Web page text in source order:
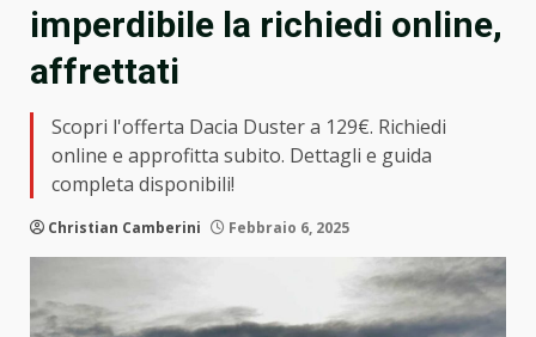
imperdibile la richiedi online,
affrettati
Scopri l'offerta Dacia Duster a 129€. Richiedi
online e approfitta subito. Dettagli e guida
completa disponibili!
Christian Camberini Febbraio 6, 2025